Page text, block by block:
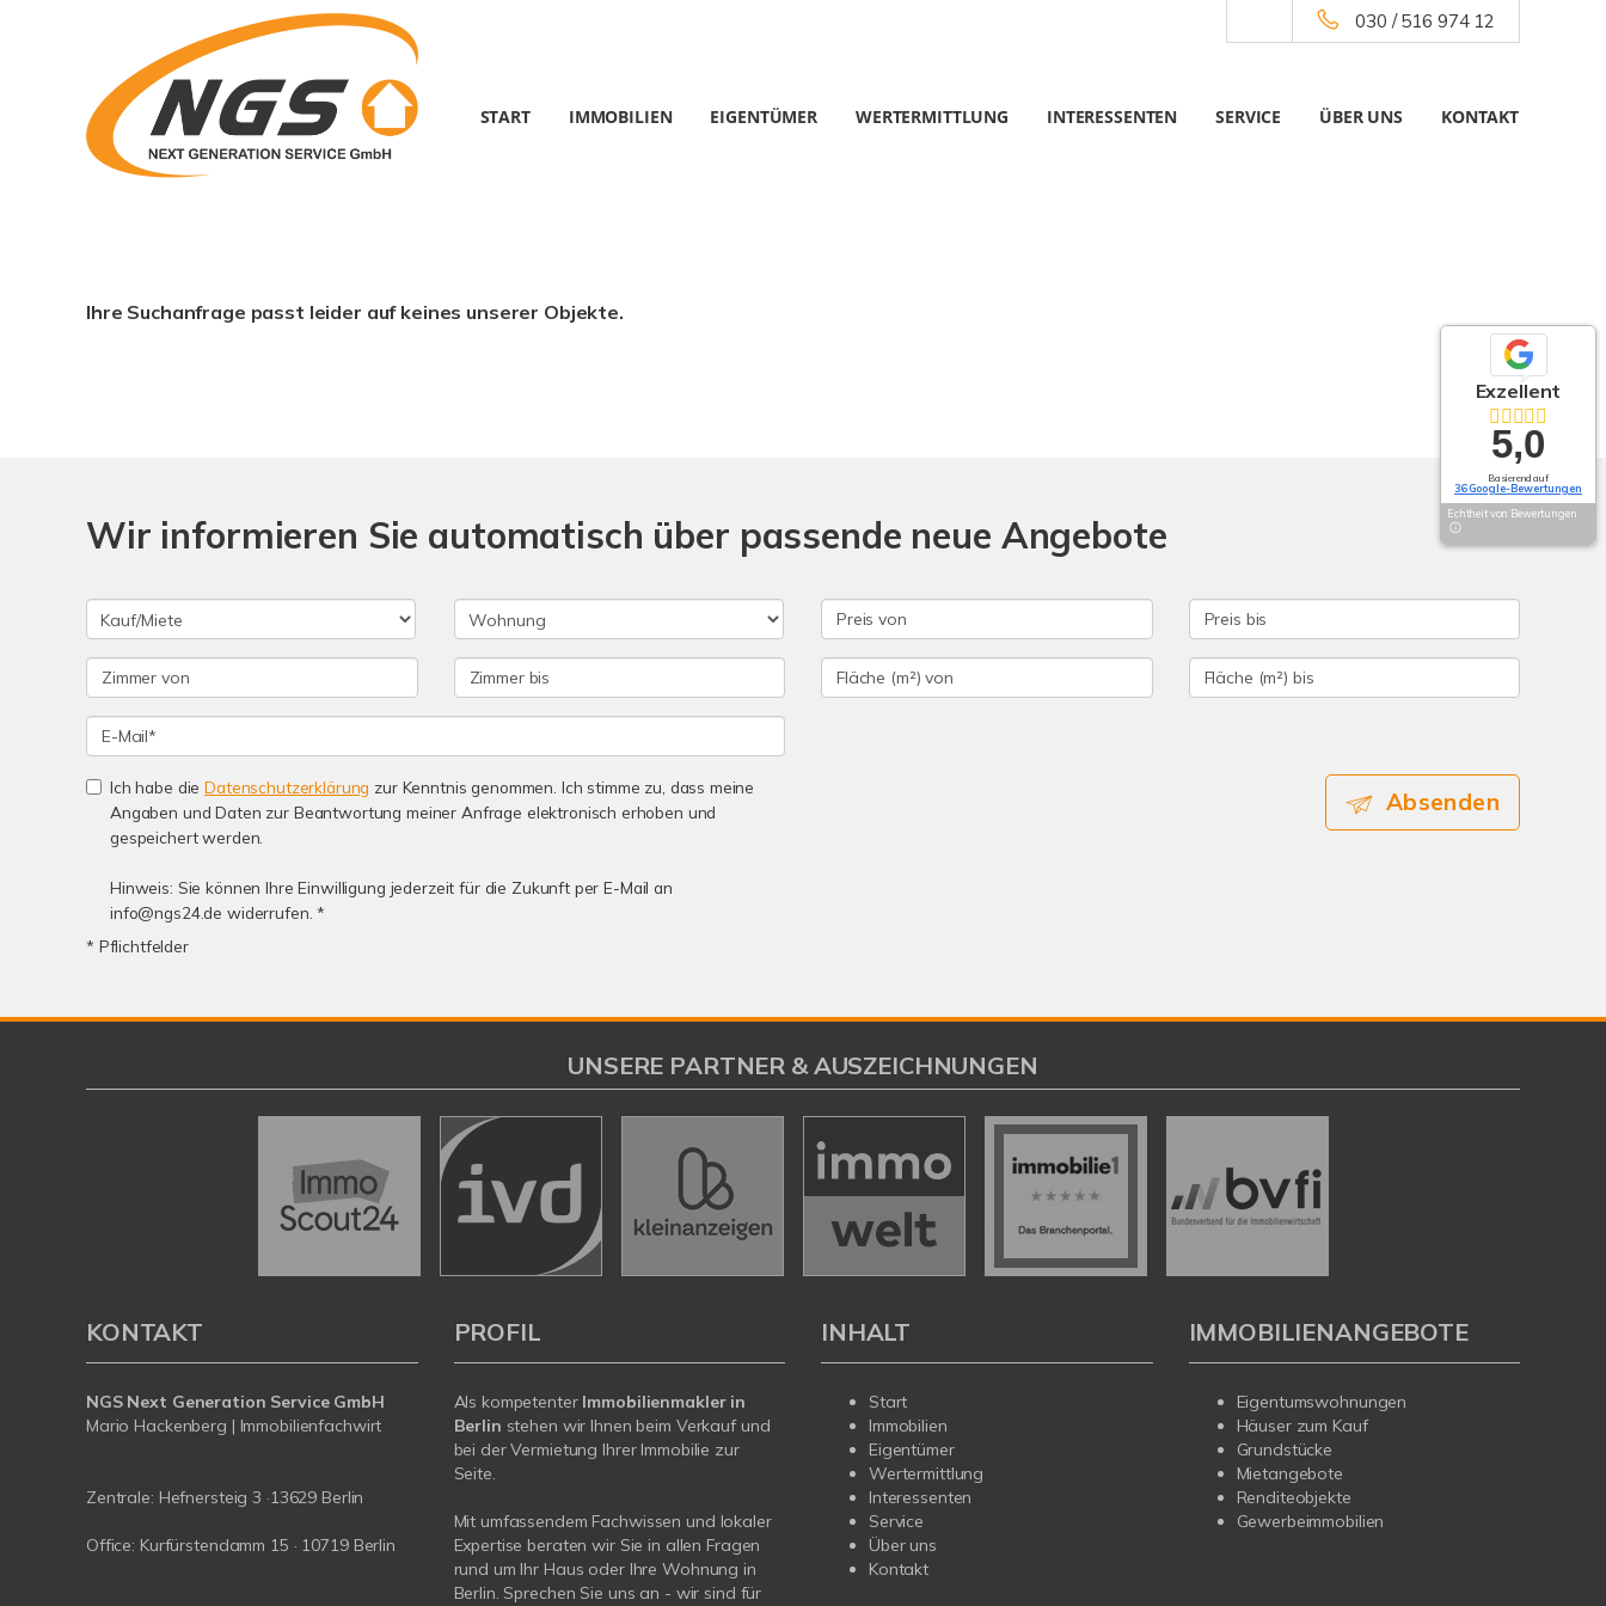
030 / 516 974 12
START IMMOBILIEN EIGENTÜMER WERTERMITTLUNG INTERESSENTEN SERVICE ÜBER UNS KONTAKT
Ihre Suchanfrage passt leider auf keines unserer Objekte.
Wir informieren Sie automatisch über passende neue Angebote
Ich habe dieDatenschutzerklärung zur Kenntnis genommen. Ich stimme zu, dass meine
Angaben und Daten zur Beantwortung meiner Anfrage elektronisch erhoben und
gespeichert werden.
Hinweis: Sie können Ihre Einwilligung jederzeit für die Zukunft per E-Mail an
info@ngs24.de widerrufen. *
* Pflichtfelder
Absenden
Exzellent
5,0
Basierend auf
36 Google-Bewertungen
Echtheit von Bewertungen
UNSERE PARTNER & AUSZEICHNUNGEN
KONTAKT
NGS Next Generation Service GmbH
Mario Hackenberg | Immobilienfachwirt
Zentrale: Hefnersteig 3 ·13629 Berlin
Office: Kurfürstendamm 15 · 10719 Berlin
PROFIL
Als kompetenter Immobilienmakler in
Berlin stehen wir Ihnen beim Verkauf und
bei der Vermietung Ihrer Immobilie zur
Seite.
Mit umfassendem Fachwissen und lokaler
Expertise beraten wir Sie in allen Fragen
rund um Ihr Haus oder Ihre Wohnung in
Berlin. Sprechen Sie uns an - wir sind für
INHALT
Start
Immobilien
Eigentümer
Wertermittlung
Interessenten
Service
Über uns
Kontakt
IMMOBILIENANGEBOTE
Eigentumswohnungen
Häuser zum Kauf
Grundstücke
Mietangebote
Renditeobjekte
Gewerbeimmobilien